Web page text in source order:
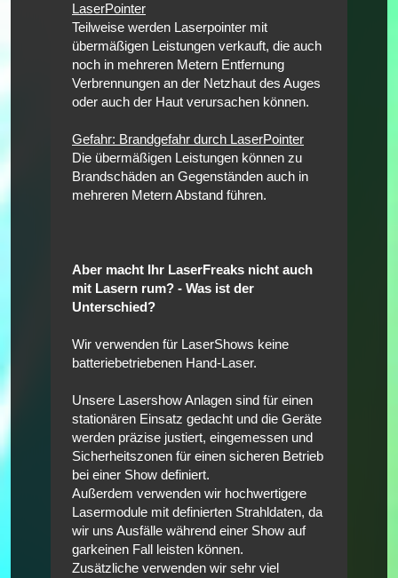
LaserPointer
Teilweise werden Laserpointer mit
übermäßigen Leistungen verkauft, die auch
noch in mehreren Metern Entfernung
Verbrennungen an der Netzhaut des Auges
oder auch der Haut verursachen können.
Gefahr: Brandgefahr durch LaserPointer
Die übermäßigen Leistungen können zu
Brandschäden an Gegenständen auch in
mehreren Metern Abstand führen.
Aber macht Ihr LaserFreaks nicht auch
mit Lasern rum? - Was ist der
Unterschied?
Wir verwenden für LaserShows keine
batteriebetriebenen Hand-Laser.
Unsere Lasershow Anlagen sind für einen
stationären Einsatz gedacht und die Geräte
werden präzise justiert, eingemessen und
Sicherheitszonen für einen sicheren Betrieb
bei einer Show definiert.
Außerdem verwenden wir hochwertigere
Lasermodule mit definierten Strahldaten, da
wir uns Ausfälle während einer Show auf
garkeinen Fall leisten können.
Zusätzliche verwenden wir sehr viel